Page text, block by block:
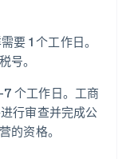
要 1 个工作日。
号。
个工作日。工商
行审查并完成公
的资格。